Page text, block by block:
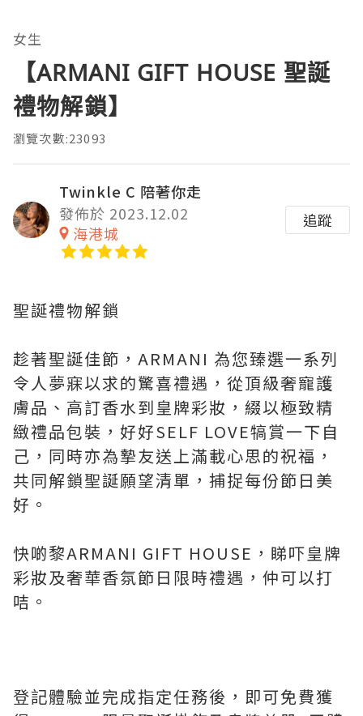
女生
【ARMANI GIFT HOUSE 聖誕
禮物解鎖】
瀏覽次數:23093
Twinkle C 陪著你走
發佈於 2023.12.02
海港城
追蹤
聖誕禮物解鎖
趁著聖誕佳節，ARMANI 為您臻選一系列
令人夢寐以求的驚喜禮遇，從頂級奢寵護
膚品、高訂香水到皇牌彩妝，綴以極致精
緻禮品包裝，好好SELF LOVE犒賞一下自
己，同時亦為摯友送上滿載心思的祝福，
共同解鎖聖誕願望清單，捕捉每份節日美
好。
快啲黎ARMANI GIFT HOUSE，睇吓皇牌
彩妝及奢華香氛節日限時禮遇，仲可以打
咭。
登記體驗並完成指定任務後，即可免費獲